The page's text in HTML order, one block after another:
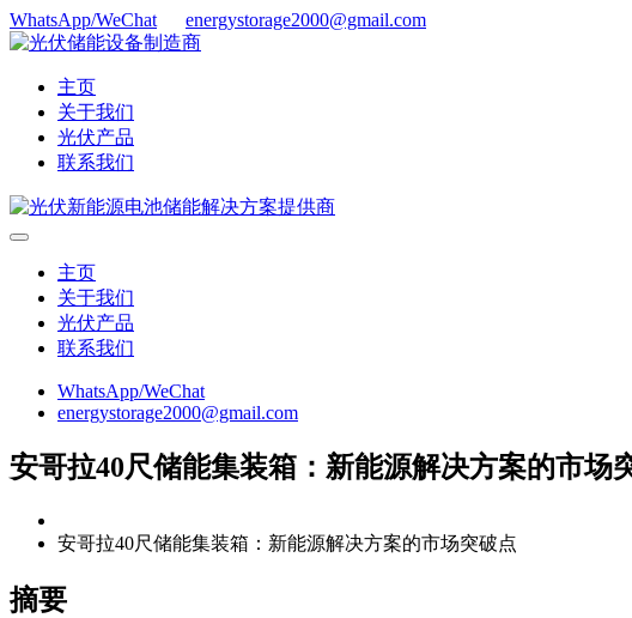
WhatsApp/WeChat energystorage2000@gmail.com
主页
关于我们
光伏产品
联系我们
主页
关于我们
光伏产品
联系我们
WhatsApp/WeChat
energystorage2000@gmail.com
安哥拉40尺储能集装箱：新能源解决方案的市场
安哥拉40尺储能集装箱：新能源解决方案的市场突破点
摘要